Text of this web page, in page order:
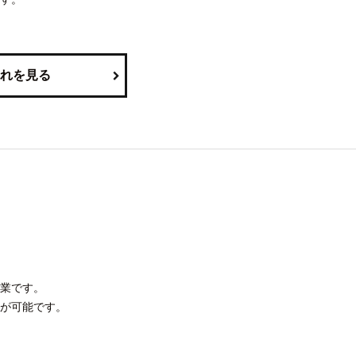
を見る
です。
可能です。